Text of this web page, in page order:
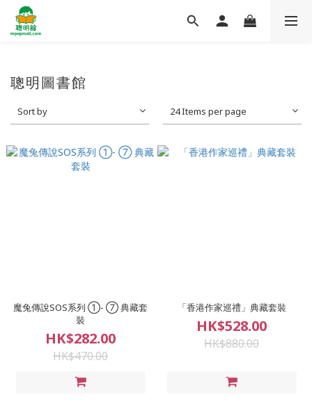
聰明圖書館
Sort by 24 Items per page
魔兔傳說SOS系列 ①- ⑦ 典藏套
裝
HK$282.00
HK$470.00
「香港作家巡禮」典藏套裝
HK$528.00
HK$880.00